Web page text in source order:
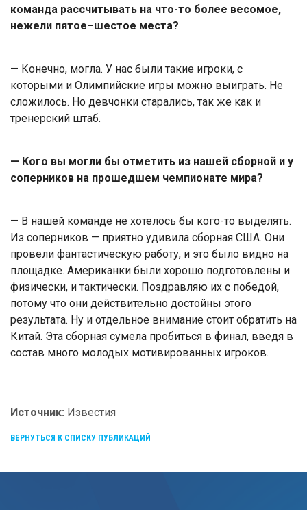
команда рассчитывать на что-то более весомое,
нежели пятое–шестое места?
— Конечно, могла. У нас были такие игроки, с
которыми и Олимпийские игры можно выиграть. Не
сложилось. Но девчонки старались, так же как и
тренерский штаб.
— Кого вы могли бы отметить из нашей сборной и у
соперников на прошедшем чемпионате мира?
— В нашей команде не хотелось бы кого-то выделять.
Из соперников — приятно удивила сборная США. Они
провели фантастическую работу, и это было видно на
площадке. Американки были хорошо подготовлены и
физически, и тактически. Поздравляю их с победой,
потому что они действительно достойны этого
результата. Ну и отдельное внимание стоит обратить на
Китай. Эта сборная сумела пробиться в финал, введя в
состав много молодых мотивированных игроков.
Источник: Известия
ВЕРНУТЬСЯ К СПИСКУ ПУБЛИКАЦИЙ